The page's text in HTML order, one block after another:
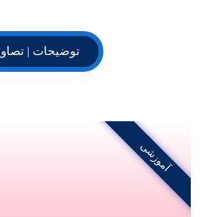
توضیحات | تصاویر
آموزشی